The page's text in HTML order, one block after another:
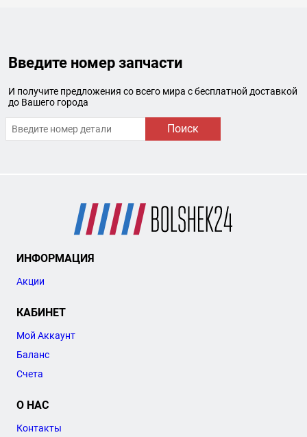
Введите номер запчасти
И получите предложения со всего мира с бесплатной доставкой
до Вашего города
Поиск
ИНФОРМАЦИЯ
Акции
КАБИНЕТ
Мой Аккаунт
Баланс
Счета
О НАС
Контакты